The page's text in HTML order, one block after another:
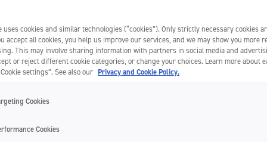
gencives de son enfant est très important. Dans certains cas,
. La pose d’un appareil dentaire est nécessaire dans bien de cas,
éviter de développer dessoucis d’alignementet demalpositions.
pour enfant.
pour enfant : à quel âge
uses cookies and similar technologies (“cookies”). Only strictly necessary cookies
accept all cookies, you help us improve our services, and we may show you more
This may involve sharing information with partners in social media and
or reject different cookie categories, or change your choices. Learn more about
settings”. See also our Privacy and Cookie Policy.
Cookies
Cookies